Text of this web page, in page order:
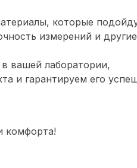
которые
измерений и другие
вашей лаборатории,
и гарантируем его
комфорта!